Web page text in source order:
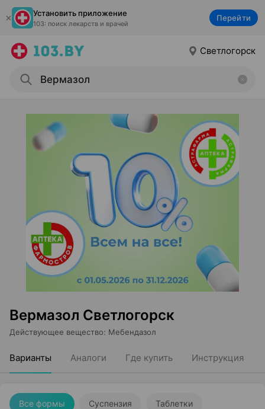
Установить приложение
103: поиск лекарств и врачей
Перейти
Светлогорск
Вермазол Светлогорск
Действующее вещество: Мебендазол
Варианты Аналоги Где купить Инструкция
Все формы Суспензия Таблетки